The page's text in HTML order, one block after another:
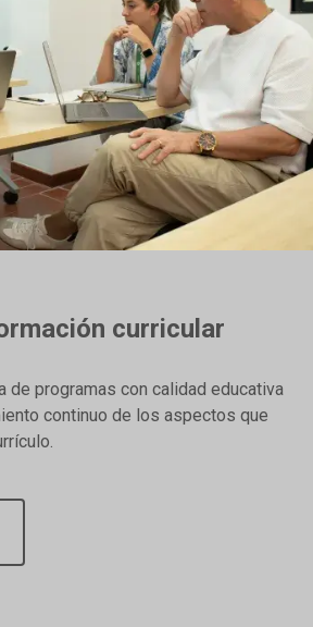
curricular
de programas con calidad educativa
continuo de los aspectos que